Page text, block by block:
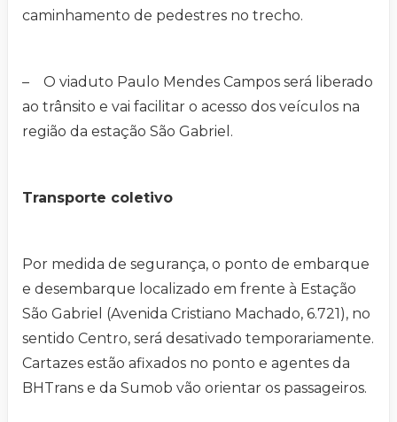
caminhamento de pedestres no trecho.
– O viaduto Paulo Mendes Campos será liberado
ao trânsito e vai facilitar o acesso dos veículos na
região da estação São Gabriel.
Transporte coletivo
Por medida de segurança, o ponto de embarque
e desembarque localizado em frente à Estação
São Gabriel (Avenida Cristiano Machado, 6.721), no
sentido Centro, será desativado temporariamente.
Cartazes estão afixados no ponto e agentes da
BHTrans e da Sumob vão orientar os passageiros.